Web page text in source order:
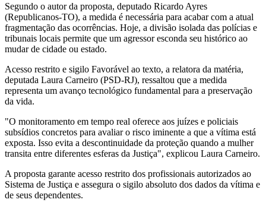
Segundo o autor da proposta, deputado Ricardo Ayres
(Republicanos-TO), a medida é necessária para acabar com a atual
fragmentação das ocorrências. Hoje, a divisão isolada das polícias e
tribunais locais permite que um agressor esconda seu histórico ao
mudar de cidade ou estado.
Acesso restrito e sigilo Favorável ao texto, a relatora da matéria,
deputada Laura Carneiro (PSD-RJ), ressaltou que a medida
representa um avanço tecnológico fundamental para a preservação
da vida.
"O monitoramento em tempo real oferece aos juízes e policiais
subsídios concretos para avaliar o risco iminente a que a vítima está
exposta. Isso evita a descontinuidade da proteção quando a mulher
transita entre diferentes esferas da Justiça", explicou Laura Carneiro.
A proposta garante acesso restrito dos profissionais autorizados ao
Sistema de Justiça e assegura o sigilo absoluto dos dados da vítima e
de seus dependentes.